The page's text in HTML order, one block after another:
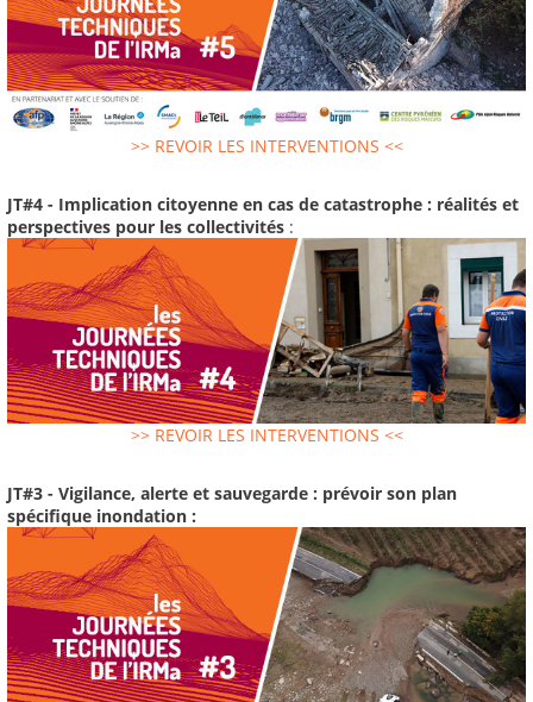
>> REVOIR LES INTERVENTIONS <<
JT#4 - Implication citoyenne en cas de catastrophe : réalités et
perspectives pour les collectivités :
>> REVOIR LES INTERVENTIONS <<
JT#3 - Vigilance, alerte et sauvegarde : prévoir son plan
spécifique inondation :